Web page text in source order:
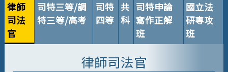
律師
司法
官
司特三等/調
特三等/高考
司特
四等
共
科
司特申論
寫作正解
班
國立法
研專攻
班
律師司法官